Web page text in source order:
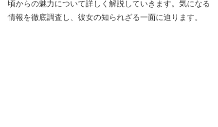
頃からの魅力について詳しく解説していきます。気になる
情報を徹底調査し、彼女の知られざる一面に迫ります。